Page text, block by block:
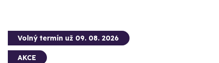
Volný termín už 09. 08. 2026
AKCE